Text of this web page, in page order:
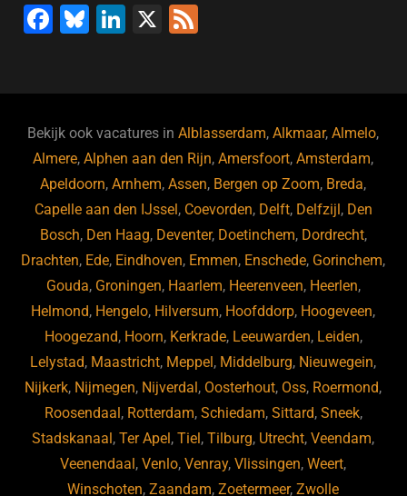
F
b
o
o
k
Bl
ky
Li
dI
n
X
Bekijk ook vacatures inAlblasserdam,Alkmaar,Almelo,
Almere,Alphen aan den Rijn,Amersfoort,Amsterdam,
Apeldoorn,Arnhem,Assen, Bergen op Zoom, Breda,
Capelle aan den IJssel, Coevorden, Delft, Delfzijl, Den
Bosch, Den Haag, Deventer, Doetinchem, Dordrecht,
Drachten, Ede, Eindhoven, Emmen, Enschede, Gorinchem,
Gouda, Groningen, Haarlem, Heerenveen, Heerlen,
Helmond, Hengelo, Hilversum, Hoofddorp, Hoogeveen,
Hoogezand, Hoorn, Kerkrade, Leeuwarden, Leiden,
Lelystad, Maastricht, Meppel, Middelburg, Nieuwegein,
Nijkerk, Nijmegen, Nijverdal, Oosterhout, Oss, Roermond,
Roosendaal, Rotterdam, Schiedam, Sittard, Sneek,
Stadskanaal,Ter Apel,Tiel,Tilburg, Utrecht,Veendam,
Veenendaal,Venlo,Venray,Vlissingen,Weert,
Winschoten,Zaandam,Zoetermeer,Zwolle